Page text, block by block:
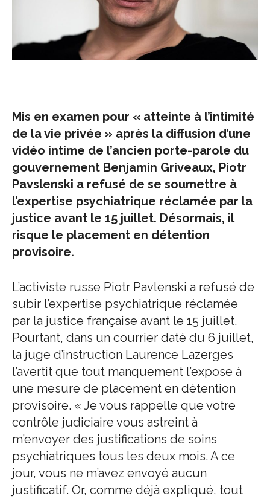
Mis en examen pour « atteinte à l’intimité
de la vie privée » après la diffusion d’une
vidéo intime de l’ancien porte-parole du
gouvernement Benjamin Griveaux, Piotr
Pavslenski a refusé de se soumettre à
l’expertise psychiatrique réclamée par la
justice avant le 15 juillet. Désormais, il
risque le placement en détention
provisoire.
L’activiste russe Piotr Pavlenski a refusé de
subir l’expertise psychiatrique réclamée
par la justice française avant le 15 juillet.
Pourtant, dans un courrier daté du 6 juillet,
la juge d’instruction Laurence Lazerges
l’avertit que tout manquement l’expose à
une mesure de placement en détention
provisoire. « Je vous rappelle que votre
contrôle judiciaire vous astreint à
m’envoyer des justifications de soins
psychiatriques tous les deux mois. A ce
jour, vous ne m’avez envoyé aucun
justificatif. Or, comme déjà expliqué, tout